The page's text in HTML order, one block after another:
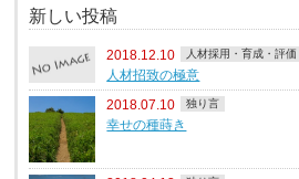
新しい投稿
2018.12.10 人材採用・育成・評価
人材招致の極意
2018.07.10 独り言
幸せの種蒔き